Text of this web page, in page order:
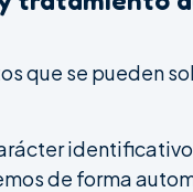
que se pueden
de forma